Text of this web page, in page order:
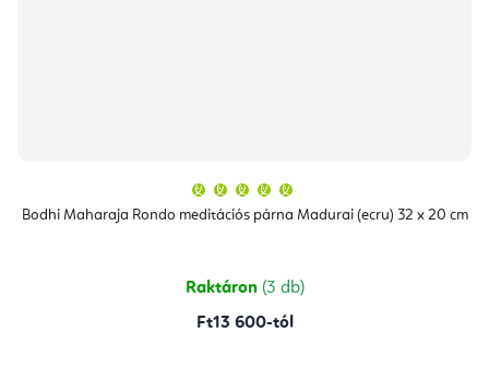
Bodhi Maharaja Rondo meditációs párna Madurai (ecru) 32 x 20 cm
átlagos
értékelése
csillag.
Raktáron (3 db)
Ft13 600-tól